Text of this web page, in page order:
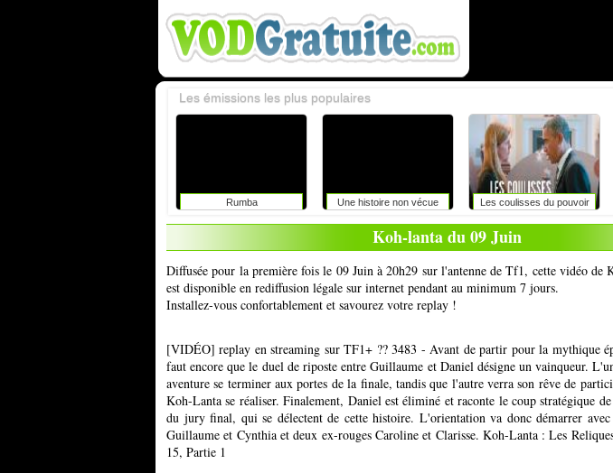
Rumba Une histoire non vécue Les coulisses du pouvoir
Les émissions les plus populaires
Koh-lanta du 09 Juin
Diffusée pour la première fois le 09 Juin à 20h29 sur l'antenne de Tf1, cette vidéo de
est disponible en rediffusion légale sur internet pendant au minimum 7 jours.
Installez-vous confortablement et savourez votre replay !
[VIDÉO] replay en streaming sur TF1+ ?? 3483 - Avant de partir pour la mythique
faut encore que le duel de riposte entre Guillaume et Daniel désigne un vainqueur.
aventure se terminer aux portes de la finale, tandis que l'autre verra son rêve de
Koh-Lanta se réaliser. Finalement, Daniel est éliminé et raconte le coup stratégique
du jury final, qui se délectent de cette histoire. L'orientation va donc démarrer
Guillaume et Cynthia et deux ex-rouges Caroline et Clarisse. Koh-Lanta : Les
15, Partie 1